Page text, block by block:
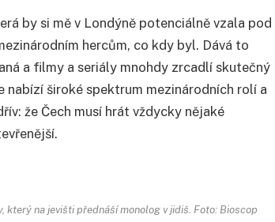
by si mě v Londýně potenciálně vzala pod
hercům, co kdy byl. Dává to
a filmy a seriály mnohdy zrcadlí skutečný
široké spektrum mezinárodních rolí a
že Čech musí hrát vždycky nějaké
který na jevišti přednáší monolog v jidiš. Foto: Bioscop